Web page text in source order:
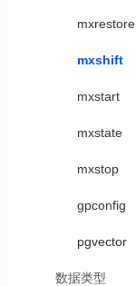
mxrestore
mxshift
mxstart
mxstate
mxstop
gpconfig
pgvector
数据类型